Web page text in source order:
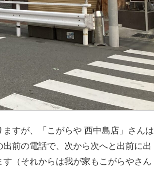
すが、「こがらや 西中島店」さんは
前の電話で、次から次へと出前に出
（それからは我が家もこがらやさん